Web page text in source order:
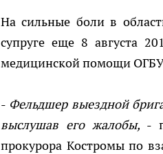
На сильные боли в
супруге еще 8 августа
медицинской помощи
- Фельдшер выездной
выслушав его жалобы, -
прокурора Костромы по